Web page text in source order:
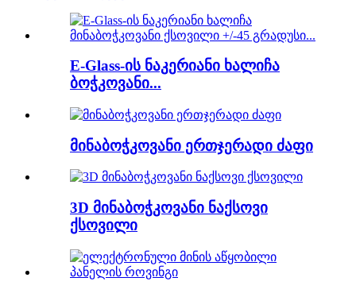
E-Glass-ის ნაკერიანი ხალიჩა
ბოჭკოვანი...
მინაბოჭკოვანი ერთჯერადი ძაფი
3D მინაბოჭკოვანი ნაქსოვი
ქსოვილი